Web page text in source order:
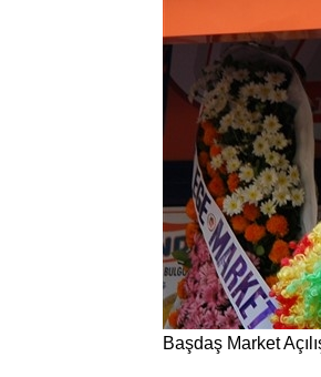
Başdaş Market